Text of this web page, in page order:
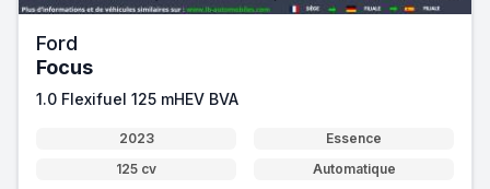
Ford
Focus
1.0 Flexifuel 125 mHEV BVA
2023
Essence
125 cv
Automatique